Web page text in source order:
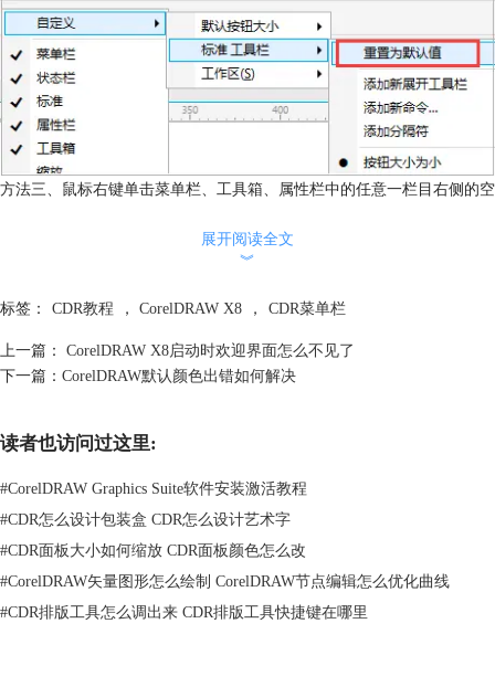
方法三、鼠标右键单击菜单栏、工具箱、属性栏中的任意一栏目右侧的空
定义>命令栏”，在“命令栏”子面板中“菜单栏”即可即时显示CorelDRAW界
展开阅读全文
︾
标签： CDR教程 ， CorelDRAW X8 ， CDR菜单栏
上一篇：
CorelDRAW X8启动时欢迎界面怎么不见了
下一篇： CorelDRAW默认颜色出错如何解决
读者也访问过这里:
#CorelDRAW Graphics Suite软件安装激活教程
#CDR怎么设计包装盒 CDR怎么设计艺术字
#CDR面板大小如何缩放 CDR面板颜色怎么改
#CorelDRAW矢量图形怎么绘制 CorelDRAW节点编辑怎么优化曲线
#CDR排版工具怎么调出来 CDR排版工具快捷键在哪里